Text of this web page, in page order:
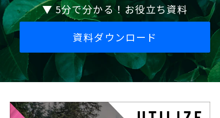
▼ 5分で分かる！お役立ち資料
資料ダウンロード